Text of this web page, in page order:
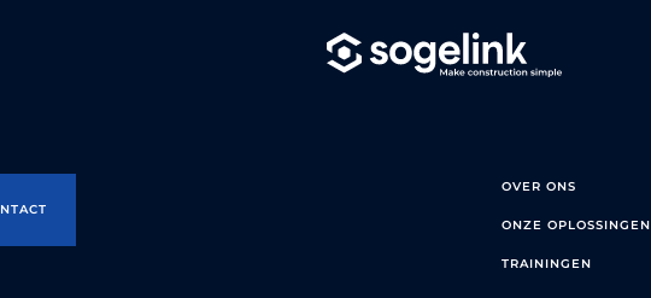
OVER ONS
ONZE OPLOSSINGEN
TRAININGEN